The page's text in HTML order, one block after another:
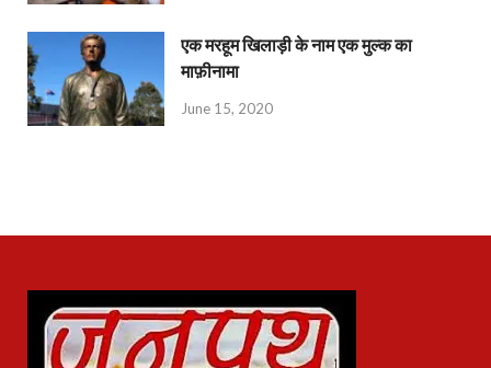
एक मरहूम खिलाड़ी के नाम एक मुल्क का
माफ़ीनामा
June 15, 2020